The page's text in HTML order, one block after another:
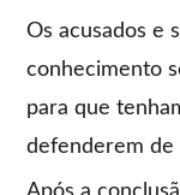
Os acusados e
conhecimento
para que
defenderem de